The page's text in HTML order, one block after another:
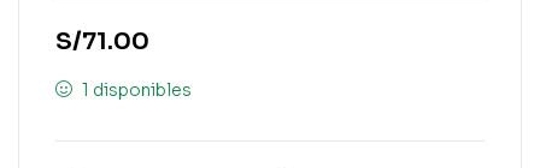
S/71.00
1 disponibles